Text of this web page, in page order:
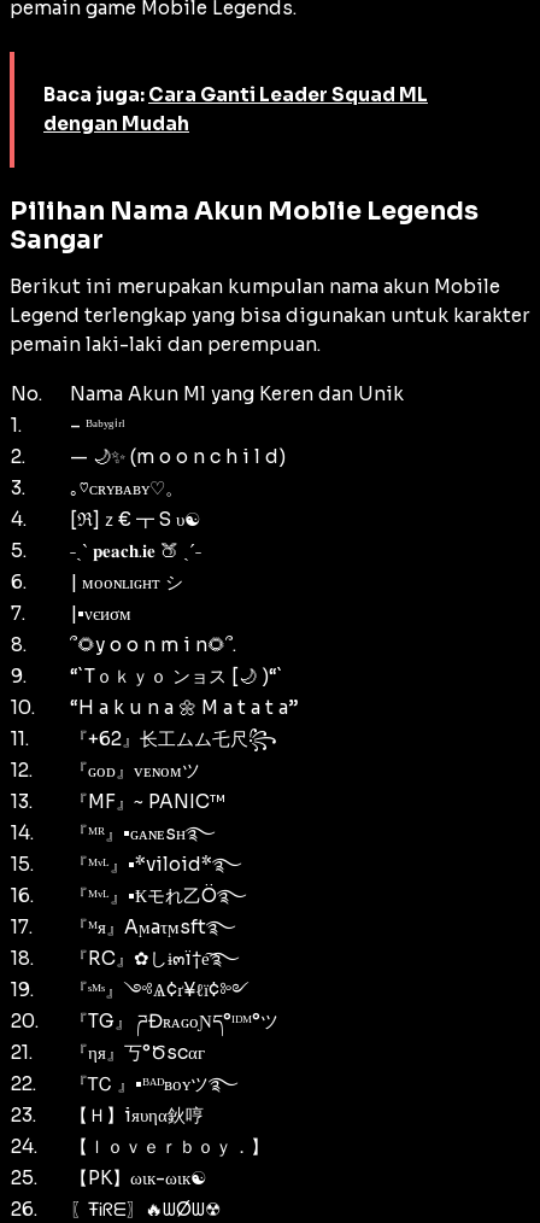
pemain game Mobile Legends.
Baca juga: Cara Ganti Leader Squad ML
dengan Mudah
Pilihan Nama Akun Moblie Legends
Sangar
Berikut ini merupakan kumpulan nama akun Mobile
Legend terlengkap yang bisa digunakan untuk karakter
pemain laki-laki dan perempuan.
No.
Nama Akun Ml yang Keren dan Unik
1.
– ᴮᵃᵇʸᵍⁱʳˡ
2.
— 🌙✨ (m o o n c h i l d)
3.
｡♡ᴄʀʏʙᴀʙʏ♡。
4.
[ℜ]ｚ€ ┳ S υ☯
5.
˗ˏˋ 𝐩𝐞𝐚𝐜𝐡.𝐢𝐞 🍑 ˎˊ˗
6.
| ᴍᴏᴏɴʟɪɢʜᴛ シ
7.
|•νєиσм
8.
՞🌻y o o n m i n🌻՞.
9.
“`Tｏｋｙｏ ンョス [🌙 )“`
10.
“H a k u n a 🌼 M a t a t a”
11.
『+62』⻓工ムム乇尺꧂
12.
『ɢᴏᴅ』ᴠᴇɴᴏᴍツ
13.
『MF』~ PANIC™
14.
『ᴹᴿ』•ɢᴀɴᴇsʜ࿐
15.
『ᴹᵛᴸ』•*viloid*࿐
16.
『ᴹᵛᴸ』•Ҟモれ乙Ö࿐
17.
『ᴹя』Aϻaτϻsft࿐
18.
『RC』✿しɨ๓ï†e͠࿐
19.
『ˢᴹˢ』༺Ѧ¢ґ¥ℓї¢༻
20.
『TG』 ཌĐʀᴀɢᴏƝད°ᴵᴰᴹ°ツ
21.
『ηя』丂°Ծscαг
22.
『ᎢᏟ 』•ᴮᴬᴰʙᴏʏツ࿐
23.
【Ｈ】iяυηα鈥哼
24.
【ｌｏｖｅｒｂｏｙ．】
25.
【PK】ωιк-ωιк☯
26.
〖ŦᎥᖇᗴ〗🔥ᗯØᗯ☢